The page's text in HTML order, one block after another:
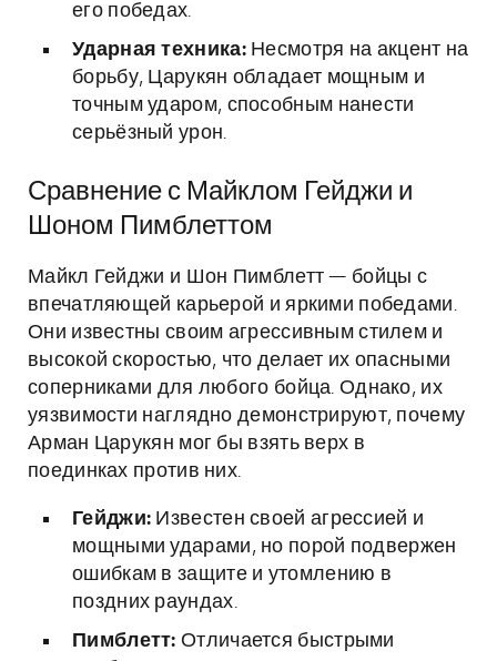
его победах.
Ударная техника:Несмотря на акцент на
борьбу, Царукян обладает мощным и
точным ударом, способным нанести
серьёзный урон.
Сравнение с Майклом Гейджи и
Шоном Пимблеттом
Майкл Гейджи и Шон Пимблетт — бойцы с
впечатляющей карьерой и яркими победами.
Они известны своим агрессивным стилем и
высокой скоростью, что делает их опасными
соперниками для любого бойца. Однако, их
уязвимости наглядно демонстрируют, почему
Арман Царукян мог бы взять верх в
поединках против них.
Гейджи: Известен своей агрессией и
мощными ударами, но порой подвержен
ошибкам в защите и утомлению в
поздних раундах.
Пимблетт: Отличается быстрыми